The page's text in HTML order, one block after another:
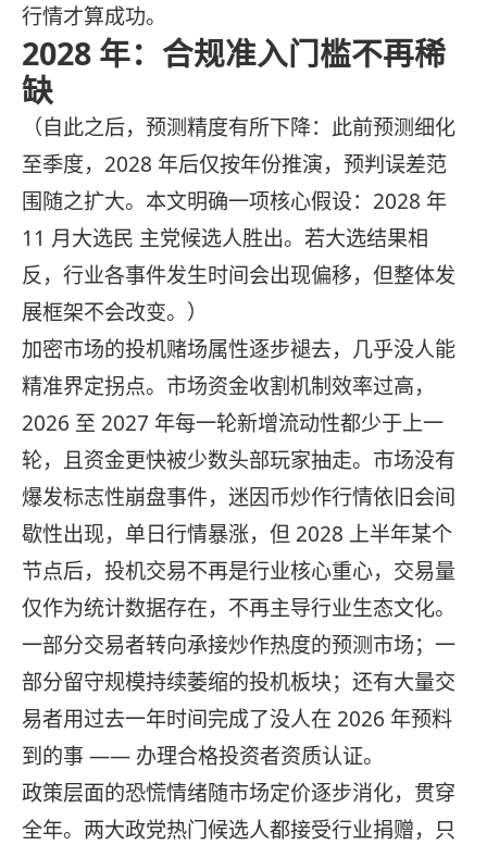
行情才算成功。
2028 年：合规准入门槛不再稀
缺
（自此之后，预测精度有所下降：此前预测细化
至季度，2028 年后仅按年份推演，预判误差范
围随之扩大。本文明确一项核心假设：2028 年
11 月大选民 主党候选人胜出。若大选结果相
反，行业各事件发生时间会出现偏移，但整体发
展框架不会改变。）
加密市场的投机赌场属性逐步褪去，几乎没人能
精准界定拐点。市场资金收割机制效率过高，
2026 至 2027 年每一轮新增流动性都少于上一
轮，且资金更快被少数头部玩家抽走。市场没有
爆发标志性崩盘事件，迷因币炒作行情依旧会间
歇性出现，单日行情暴涨，但 2028 上半年某个
节点后，投机交易不再是行业核心重心，交易量
仅作为统计数据存在，不再主导行业生态文化。
一部分交易者转向承接炒作热度的预测市场；一
部分留守规模持续萎缩的投机板块；还有大量交
易者用过去一年时间完成了没人在 2026 年预料
到的事 —— 办理合格投资者资质认证。
政策层面的恐慌情绪随市场定价逐步消化，贯穿
全年。两大政党热门候选人都接受行业捐赠，只